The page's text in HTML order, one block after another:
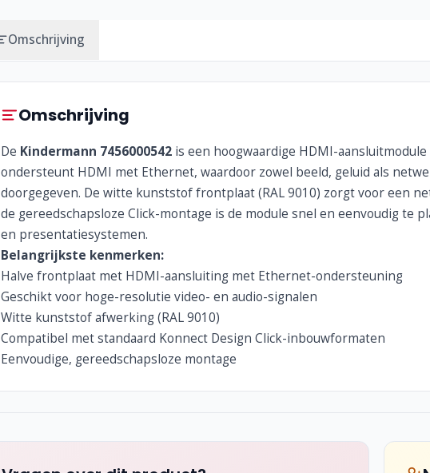
Omschrijving
Omschrijving
De Kindermann 7456000542 is een hoogwaardige HDMI-
ondersteunt HDMI met Ethernet, waardoor zowel beeld, geluid als
doorgegeven. De witte kunststof frontplaat (RAL 9010) zorgt voor een
de gereedschapsloze Click-montage is de module snel en eenvoudig te
en presentatiesystemen.
Belangrijkste kenmerken:
Halve frontplaat met HDMI-aansluiting met Ethernet-ondersteuning
Geschikt voor hoge-resolutie video- en audio-signalen
Witte kunststof afwerking (RAL 9010)
Compatibel met standaard Konnect Design Click-inbouwformaten
Eenvoudige, gereedschapsloze montage